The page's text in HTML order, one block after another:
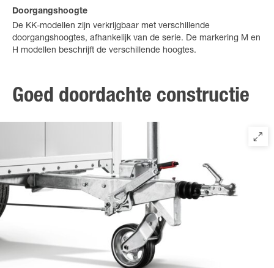
Doorgangshoogte
De KK-modellen zijn verkrijgbaar met verschillende
doorgangshoogtes, afhankelijk van de serie. De markering M en
H modellen beschrijft de verschillende hoogtes.
Goed doordachte constructie